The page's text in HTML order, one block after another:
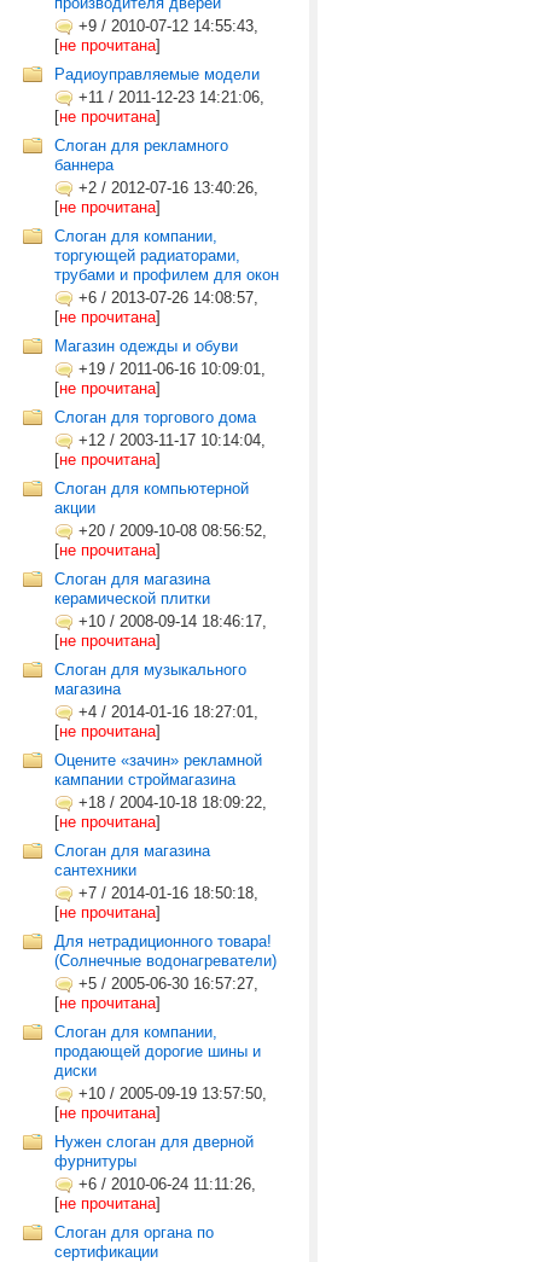
+9 / 2010-07-12 14:55:43,
[не прочитана]
Радиоуправляемые модели
+11 / 2011-12-23 14:21:06,
[не прочитана]
Слоган для рекламного
баннера
+2 / 2012-07-16 13:40:26,
[не прочитана]
Слоган для компании,
торгующей радиаторами,
трубами и профилем для окон
+6 / 2013-07-26 14:08:57,
[не прочитана]
Магазин одежды и обуви
+19 / 2011-06-16 10:09:01,
[не прочитана]
Слоган для торгового дома
+12 / 2003-11-17 10:14:04,
[не прочитана]
Слоган для компьютерной
акции
+20 / 2009-10-08 08:56:52,
[не прочитана]
Слоган для магазина
керамической плитки
+10 / 2008-09-14 18:46:17,
[не прочитана]
Слоган для музыкального
магазина
+4 / 2014-01-16 18:27:01,
[не прочитана]
Оцените «зачин» рекламной
кампании строймагазина
+18 / 2004-10-18 18:09:22,
[не прочитана]
Слоган для магазина
сантехники
+7 / 2014-01-16 18:50:18,
[не прочитана]
Для нетрадиционного товара!
(Солнечные водонагреватели)
+5 / 2005-06-30 16:57:27,
[не прочитана]
Слоган для компании,
продающей дорогие шины и
диски
+10 / 2005-09-19 13:57:50,
[не прочитана]
Нужен слоган для дверной
фурнитуры
+6 / 2010-06-24 11:11:26,
[не прочитана]
Слоган для органа по
сертификации